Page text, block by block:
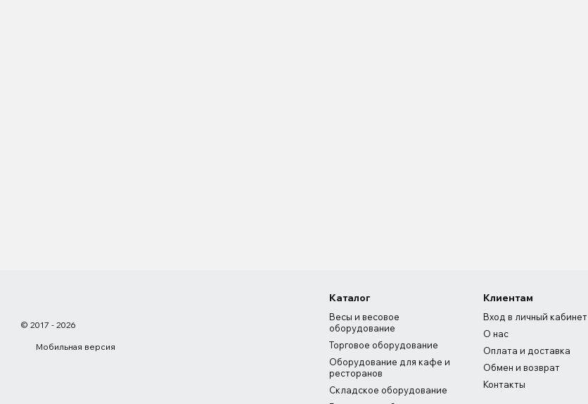
© 2017 - 2026
Мобильная версия
Каталог
Весы и весовое
оборудование
Торговое оборудование
Оборудование для кафе и
ресторанов
Складское оборудование
Клиентам
Вход в личный кабинет
О нас
Оплата и доставка
Обмен и возврат
Контакты